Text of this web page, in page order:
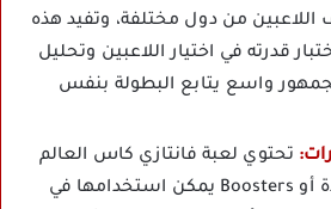
اللاعبين من دول مختلفة، وتفيد هذه
قدرته في اختيار اللاعبين وتحليل
بجمهور واسع يتابع البطولة بنفس
تحتوي لعبة فانتازي كاس العالم
على أدوات مساعدة أو Boosters يمكن استخدامها في